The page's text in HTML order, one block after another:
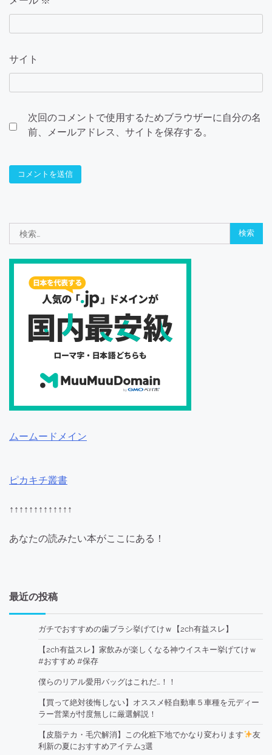
サイト
次回のコメントで使用するためブラウザーに自分の名
前、メールアドレス、サイトを保存する。
索:
ムームードメイン
ピカキチ叢書
↑↑↑↑↑↑↑↑↑↑↑↑↑
あなたの読みたい本がここにある！
最近の投稿
ガチでおすすめの歯ブラシ挙げてけｗ【2ch有益スレ】
【2ch有益スレ】家飲みが楽しくなる神ウイスキー挙げてけｗ
#おすすめ #保存
僕らのリアル愛用バッグはこれだ…！！
【買って絶対後悔しない】オススメ軽自動車５車種を元ディー
ラー営業が忖度無しに厳選解説！
【皮脂テカ・毛穴解消】この化粧下地でかなり変わります
友
利新の夏におすすめアイテム3選